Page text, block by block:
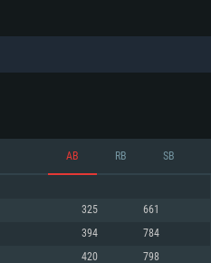
REQUISE
AB RB SB
325 661
394 784
420 798